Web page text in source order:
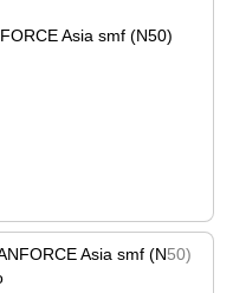
Asia smf (N50)